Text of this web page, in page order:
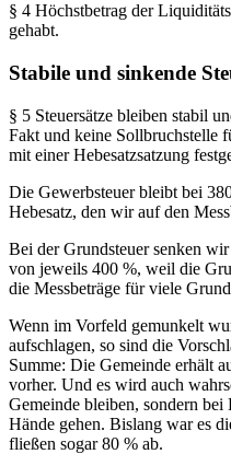
§ 4 Höchstbetrag der
gehabt.
Stabile und sinkende
§ 5 Steuersätze bleiben stabil
Fakt und keine Sollbruchstelle
mit einer Hebesatzsatzung
Die Gewerbsteuer bleibt bei
Hebesatz, den wir auf den
Bei der Grundsteuer senken
von jeweils 400 %, weil die
die Messbeträge für viele
Wenn im Vorfeld gemunkelt
aufschlagen, so sind die
Summe: Die Gemeinde erhält
vorher. Und es wird auch
Gemeinde bleiben, sondern
Hände gehen. Bislang war es
fließen sogar 80 % ab.